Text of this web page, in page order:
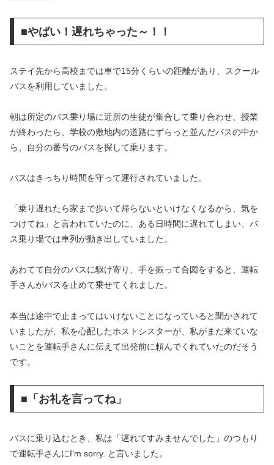
■やばい！遅れちゃった～！！
ステイ先から高校までは車で15分くらいの距離があり、スクール
バスを利用していました。
朝は所定のバス乗り場に近所の生徒が集合して乗り合わせ、授業
が終わったら、学校の敷地内の道路にずらっと並んだバスの中か
ら、自分の番号のバスを探して乗ります。
バスはきっちり時間を守って運行されていました。
「乗り遅れたら家まで歩いて帰らないといけなくなるから、気を
つけてね」と言われていたのに、ある日時間に遅れてしまい、バ
ス乗り場では車列が動き出していました。
あわてて自分のバスに駆け寄り、手を振って合図をすると、運転
手さんがバスを止めて乗せてくれました。
本当は途中で止まってはいけないことになっていると聞かされて
いましたが、私を心配したホストシスターが、私がまだ来ていな
いことを運転手さんに伝えて出発前に頼んでくれていたのだそう
です。
■「お礼を言ってね」
バスに乗り込むとき、私は「遅れてすみませんでした」のつもり
で運転手さんにI’m sorry. と言いました。